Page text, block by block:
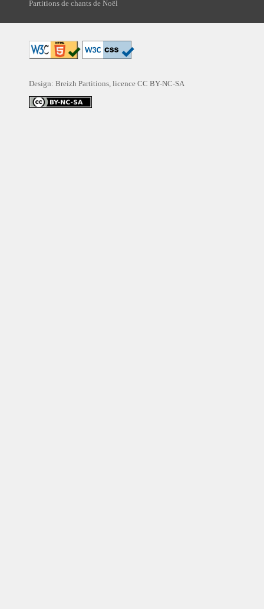
Partitions de chants de Noël
Design: Breizh Partitions, licence CC BY-NC-SA